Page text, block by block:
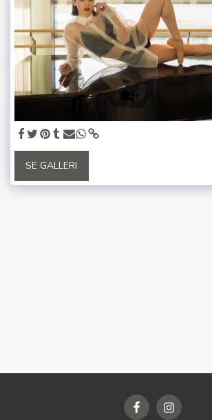
SE GALLERI